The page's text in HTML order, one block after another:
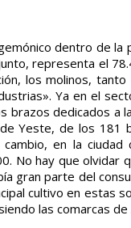
dentro de
representa el
los molinos,
Ya en el
brazos dedicados a
Yeste, de los 181
en la
No hay que
gran parte del
cultivo en estas
las comarcas